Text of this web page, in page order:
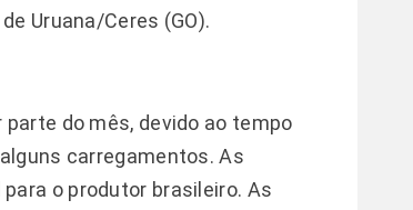
Uruana/Ceres (GO).
do mês, devido ao tempo
carregamentos. As
o produtor brasileiro. As